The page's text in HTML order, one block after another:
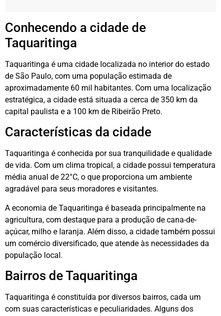
Conhecendo a cidade de
Taquaritinga
Taquaritinga é uma cidade localizada no interior do estado
de São Paulo, com uma população estimada de
aproximadamente 60 mil habitantes. Com uma localização
estratégica, a cidade está situada a cerca de 350 km da
capital paulista e a 100 km de Ribeirão Preto.
Características da cidade
Taquaritinga é conhecida por sua tranquilidade e qualidade
de vida. Com um clima tropical, a cidade possui temperatura
média anual de 22°C, o que proporciona um ambiente
agradável para seus moradores e visitantes.
A economia de Taquaritinga é baseada principalmente na
agricultura, com destaque para a produção de cana-de-
açúcar, milho e laranja. Além disso, a cidade também possui
um comércio diversificado, que atende às necessidades da
população local.
Bairros de Taquaritinga
Taquaritinga é constituída por diversos bairros, cada um
com suas características e peculiaridades. Alguns dos